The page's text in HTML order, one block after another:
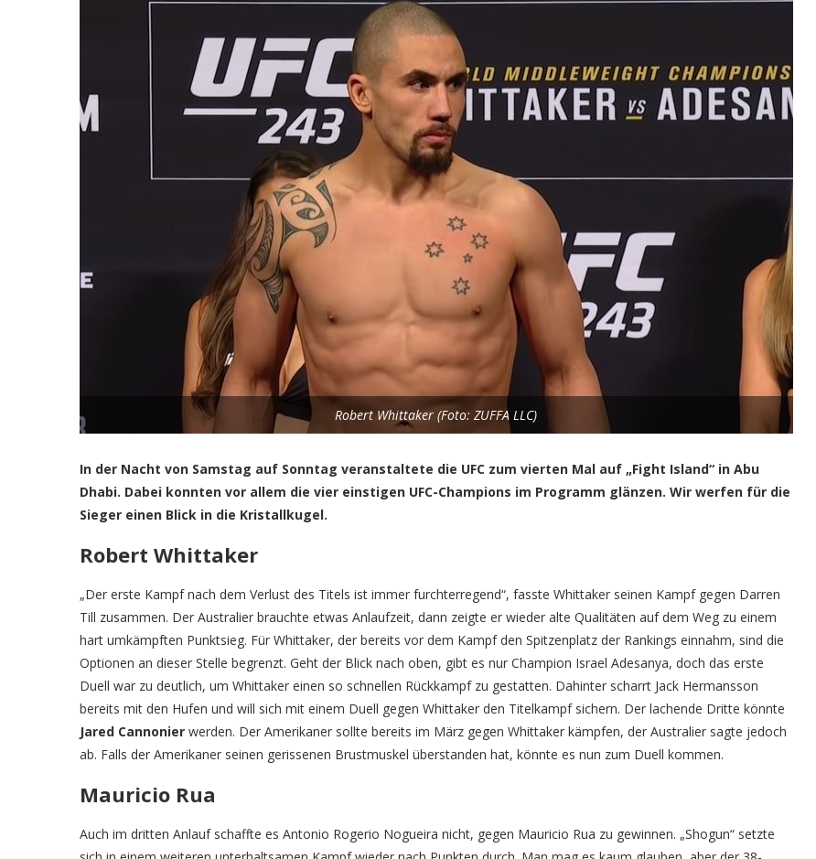
Robert Whittaker (Foto: ZUFFA LLC)
In der Nacht von Samstag auf Sonntag veranstaltete die UFC zum vierten Mal auf „Fight Island“ in Abu
Dhabi. Dabei konnten vor allem die vier einstigen UFC-Champions im Programm glänzen. Wir werfen für die
Sieger einen Blick in die Kristallkugel.
Robert Whittaker
„Der erste Kampf nach dem Verlust des Titels ist immer furchterregend“, fasste Whittaker seinen Kampf gegen Darren
Till zusammen. Der Australier brauchte etwas Anlaufzeit, dann zeigte er wieder alte Qualitäten auf dem Weg zu einem
hart umkämpften Punktsieg. Für Whittaker, der bereits vor dem Kampf den Spitzenplatz der Rankings einnahm, sind die
Optionen an dieser Stelle begrenzt. Geht der Blick nach oben, gibt es nur Champion Israel Adesanya, doch das erste
Duell war zu deutlich, um Whittaker einen so schnellen Rückkampf zu gestatten. Dahinter scharrt Jack Hermansson
bereits mit den Hufen und will sich mit einem Duell gegen Whittaker den Titelkampf sichern. Der lachende Dritte könnte
Jared Cannonier werden. Der Amerikaner sollte bereits im März gegen Whittaker kämpfen, der Australier sagte jedoch
ab. Falls der Amerikaner seinen gerissenen Brustmuskel überstanden hat, könnte es nun zum Duell kommen.
Mauricio Rua
Auch im dritten Anlauf schaffte es Antonio Rogerio Nogueira nicht, gegen Mauricio Rua zu gewinnen. „Shogun“ setzte